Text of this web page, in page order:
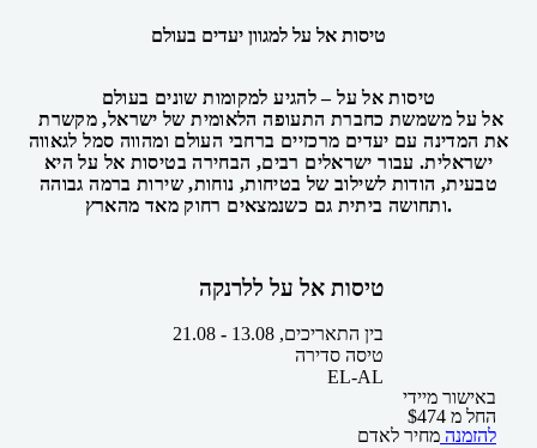
טיסות אל על למגוון יעדים בעולם
טיסות אל על – להגיע למקומות שונים בעולם
אל על משמשת כחברת התעופה הלאומית של ישראל, מקשרת
את המדינה עם יעדים מרכזיים ברחבי העולם ומהווה סמל לגאווה
ישראלית. עבור ישראלים רבים, הבחירה בטיסות אל על היא
טבעית, הודות לשילוב של בטיחות, נוחות, שירות ברמה גבוהה
ותחושה ביתית גם כשנמצאים רחוק מאד מהארץ.
טיסות אל על ללרנקה
בין התאריכים, -
21.08
טיסה סדירה
EL-AL
באישור מיידי
החל מ
$474
להזמנה מחיר לאדם